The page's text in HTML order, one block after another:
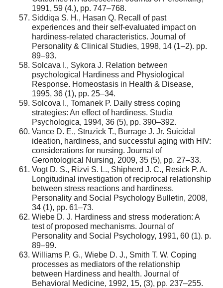
1991, 59 (4.), pp. 747–768.
Siddiqa S. H., Hasan Q. Recall of past
experiences and their self-evaluated impact on
hardiness-related characteristics. Journal of
Personality & Clinical Studies, 1998, 14 (1–2). pp.
89–93.
Solcava I., Sykora J. Relation between
psychological Hardiness and Physiological
Response. Homeostasis in Health & Disease,
1995, 36 (1), pp. 25–34.
Solcova I., Tomanek P. Daily stress coping
strategies: An effect of hardiness. Studia
Psychologica, 1994, 36 (5), pp. 390–392.
Vance D. E., Struzick T., Burrage J. Jr. Suicidal
ideation, hardiness, and successful aging with HIV:
considerations for nursing. Journal of
Gerontological Nursing, 2009, 35 (5), pp. 27–33.
Vogt D. S., Rizvi S. L., Shipherd J. C., Resick P. A.
Longitudinal investigation of reciprocal relationship
between stress reactions and hardiness.
Personality and Social Psychology Bulletin, 2008,
34 (1), pp. 61–73.
Wiebe D. J. Hardiness and stress moderation: A
test of proposed mechanisms. Journal of
Personality and Social Psychology, 1991, 60 (1). p.
89–99.
Williams P. G., Wiebe D. J., Smith T. W. Coping
processes as mediators of the relationship
between Hardiness and health. Journal of
Behavioral Medicine, 1992, 15, (3), pp. 237–255.